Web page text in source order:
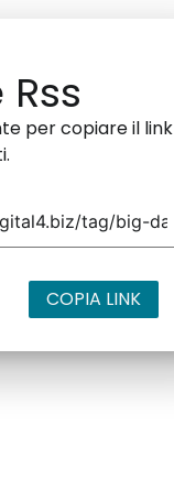
per copiare il link
COPIA LINK